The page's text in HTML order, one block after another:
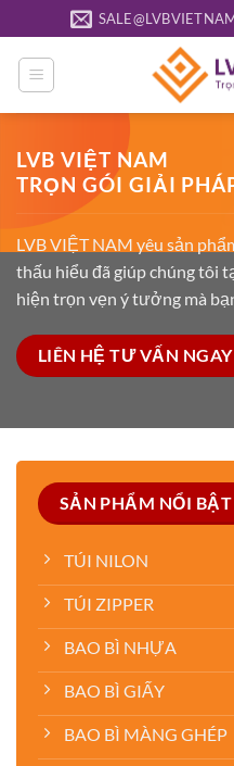
qua
nội
dung
LVB VIỆT NAM
TRỌN GÓI GIẢI
LVB VIỆT NAM yêu sản
thấu hiểu đã giúp chúng tôi
hiện trọn vẹn ý tưởng mà
LIÊN HỆ TƯ VẤN NGAY
SẢN PHẨM NỔI BẬT
TÚI NILON
TÚI ZIPPER
BAO BÌ NHỰA
BAO BÌ GIẤY
BAO BÌ MÀNG GHÉP